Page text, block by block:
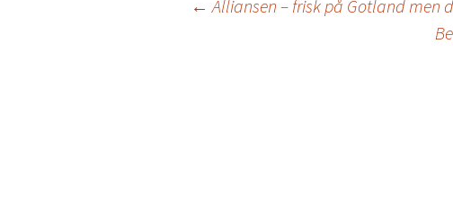
← Alliansen – frisk på Gotland men